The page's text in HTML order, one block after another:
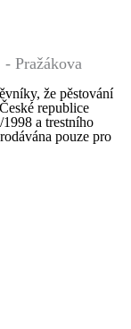
Pražákova
že pěstování
republice
a trestního
pouze pro